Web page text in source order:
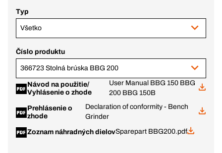
Typ
Všetko
Číslo produktu
366723 Stolná brúska BBG 200
Návod na použitie/
Vyhlásenie o zhode
User Manual BBG 150 BBG
200 BBG 150B
Prehlásenie o
zhode
Declaration of conformity - Bench
Grinder
Zoznam náhradných dielovSparepart BBG200.pdf